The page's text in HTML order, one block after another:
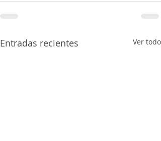
Entradas recientes Ver todo